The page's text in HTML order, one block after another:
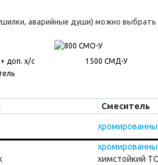
аварийные души) можно выбрать
доп. х/с
1500 СМД-У
Смеситель
химстойкий